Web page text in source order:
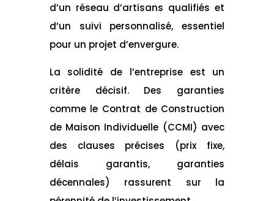
d’un réseau d’artisans qualifiés et
d’un suivi personnalisé, essentiel
pour un projet d’envergure.
La solidité de l’entreprise est un
critère décisif. Des garanties
comme le Contrat de Construction
de Maison Individuelle (CCMI) avec
des clauses précises (prix fixe,
délais garantis, garanties
décennales) rassurent sur la